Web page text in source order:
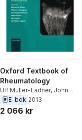
Oxford Textbook of
Rheumatology
Ulf Muller-Ladner, John
Isaacs,Helen Foster
Christopher Denton
E-bok 2013
2 066 kr